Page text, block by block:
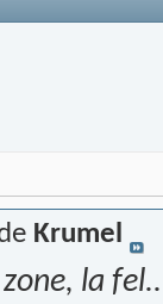
Krumel
la